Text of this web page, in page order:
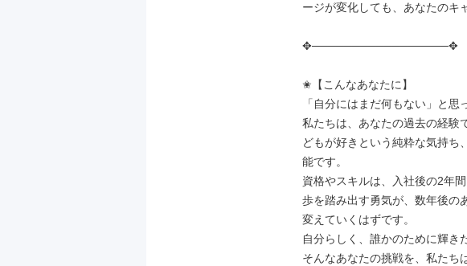
ージが変化しても、あなたのキ
✥─────────────────✥
✬【こんなあなたに】
「自分にはまだ何もない」と思
私たちは、あなたの過去の経験
どもが好きという純粋な気持ち
能です。
資格やスキルは、入社後の2年
歩を踏み出す勇気が、数年後の
変えていくはずです。
自分らしく、誰かのために輝き
そんなあなたの挑戦を、私たち